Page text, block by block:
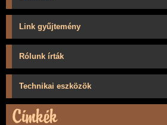
Link gyűjtemény
Rólunk írták
Technikai eszközök